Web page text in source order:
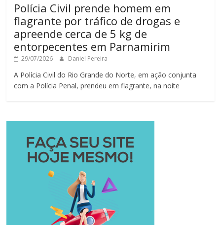
Polícia Civil prende homem em
flagrante por tráfico de drogas e
apreende cerca de 5 kg de
entorpecentes em Parnamirim
29/07/2026 Daniel Pereira
A Polícia Civil do Rio Grande do Norte, em ação conjunta
com a Polícia Penal, prendeu em flagrante, na noite